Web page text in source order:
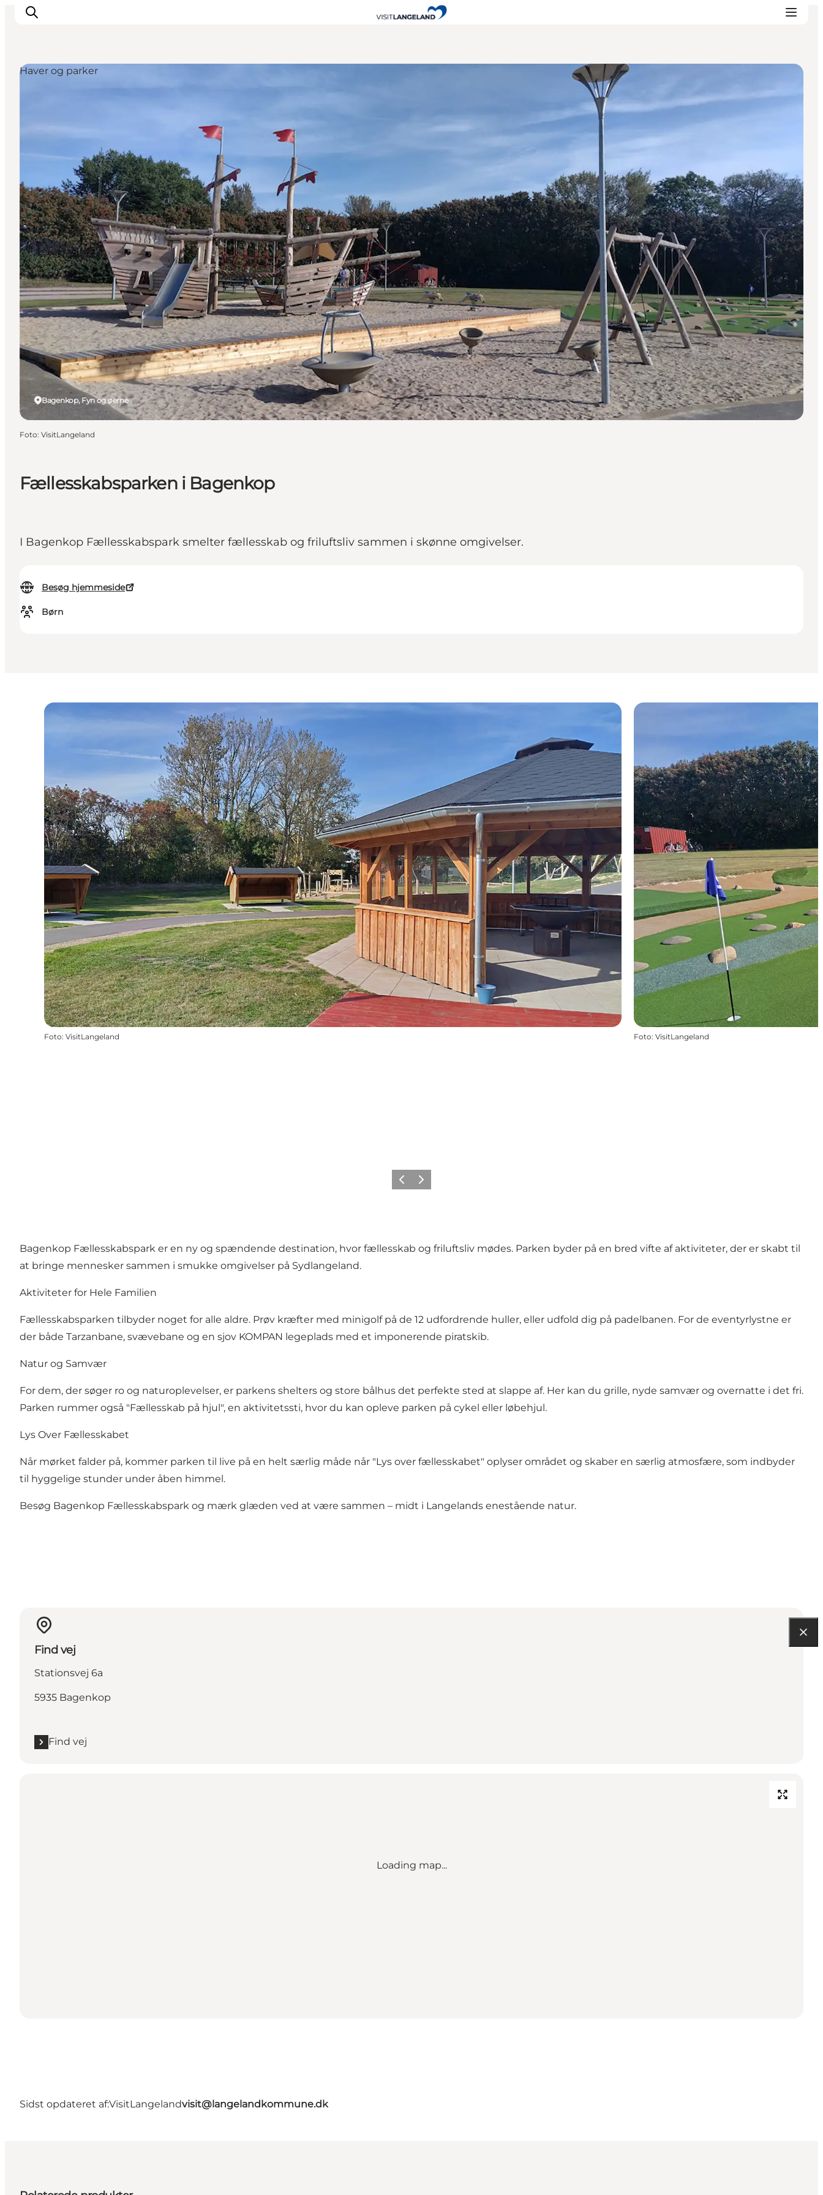
Outdoor
Overnatning
Planlæg ferie
Fællesskabsparken i Bagenkop
I Bagenkop Fællesskabspark smelter fællesskab og friluftsliv sammen i skønne omgivelser.
Besøg hjemmeside
Børn
Bagenkop, Fyn og øerne
Haver og parker
Foto: VisitLangeland
Foto: VisitLangeland Foto: VisitLangeland
ForrigeNæste
Bagenkop Fællesskabspark er en ny og spændende destination, hvor fællesskab og friluftsliv mødes. Parken byder på en bred vifte af aktiviteter, der er skabt til
at bringe mennesker sammen i smukke omgivelser på Sydlangeland.
Aktiviteter for Hele Familien
Fællesskabsparken tilbyder noget for alle aldre. Prøv kræfter med minigolf på de 12 udfordrende huller, eller udfold dig på padelbanen. For de eventyrlystne er
der både Tarzanbane, svævebane og en sjov KOMPAN legeplads med et imponerende piratskib.
Natur og Samvær
For dem, der søger ro og naturoplevelser, er parkens shelters og store bålhus det perfekte sted at slappe af. Her kan du grille, nyde samvær og overnatte i det fri.
Parken rummer også "Fællesskab på hjul", en aktivitetssti, hvor du kan opleve parken på cykel eller løbehjul.
Lys Over Fællesskabet
Når mørket falder på, kommer parken til live på en helt særlig måde når "Lys over fællesskabet" oplyser området og skaber en særlig atmosfære, som indbyder
til hyggelige stunder under åben himmel.
Besøg Bagenkop Fællesskabspark og mærk glæden ved at være sammen – midt i Langelands enestående natur.
Find vej
Stationsvej 6a
5935 Bagenkop
Find vej
Loading map...
Sidst opdateret af:VisitLangelandvisit@langelandkommune.dk